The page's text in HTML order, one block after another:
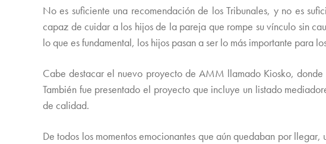
No es suficiente una recomendación de los Tribunales, y no es
capaz de cuidar a los hijos de la pareja que rompe su vínculo sin
lo que es fundamental, los hijos pasan a ser lo más importante para
Cabe destacar el nuevo proyecto de AMM llamado Kiosko, donde
También fue presentado el proyecto que incluye un listado
de calidad.
De todos los momentos emocionantes que aún quedaban por